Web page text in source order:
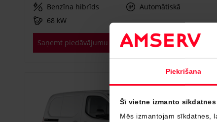
Piekrišana
Šī vietne izmanto
Mēs izmantojam sīkdatnes,
Benzīna hibrīds
Automātiskā
68 kW
Saņemt piedāvājumu Pievienot salīdzināšanai
Drīzumā